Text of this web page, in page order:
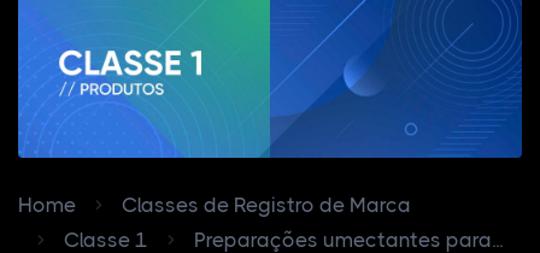
Home
Classes de Registro de Marca
Classe 1
Preparações umectantes para...